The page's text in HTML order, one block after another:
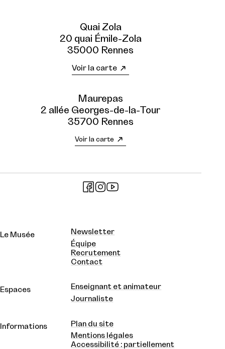
Quai Zola
20 quai Émile-Zola
35000 Rennes
Voir la carte
Maurepas
2 allée Georges-de-la-Tour
35700 Rennes
Voir la carte
Le Musée
Newsletter
Équipe
Recrutement
Contact
Espaces
Enseignant et animateur
Journaliste
Informations
Plan du site
Mentions légales
Accessibilité : partiellement